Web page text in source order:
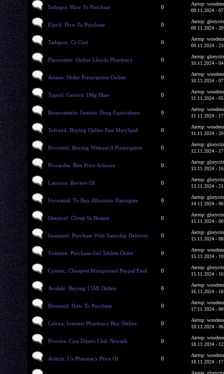
Suhagra: How To Purchase 0
Автор:
09.11.2024 -
Elavil: How To Purchase 0
Автор:
09.11.2024 -
Tadapox: Cr Cost 0
Автор:
09.11.2024 -
Fluoxetine: Online Lloyds Pharmacy 0
Автор:
10.11.2024 -
Artane: Order Prescription Online 0
Автор:
10.11.2024 -
Toprol: Generic 1Mg Blue 0
Автор:
11.11.2024 -
Rosuvastatin: Generic Drug Equivalents 0
Автор:
11.11.2024 -
Tofranil: Buying Online Fast Maryland 0
Автор:
11.11.2024 -
Proventil: Buying Without A Prescription 0
Автор:
12.11.2024 -
Procardia: Best Price Arizona 0
Автор:
13.11.2024 -
Lanoxin: Review Of 0
Автор:
13.11.2024 -
Uroxatral: To Buy Alfuzosin Harrogate 0
Автор:
14.11.2024 -
Omnicef: Cheap In Boston 0
Автор:
15.11.2024 -
Isoniazid: Purchase With Saturday Delivery 0
Автор:
15.11.2024 -
Voltaren: Purchase-Gel Tablets Order 0
Автор:
15.11.2024 -
Cytotec: Cheapest Misoprostol Paypal Find 0
Автор:
15.11.2024 -
Avalide: Buying 15Ml Online 0
Автор:
16.11.2024 -
Benemid: How To Purchase 0
Автор:
17.11.2024 -
Celexa: Internet Pharmacy Buy Online 0
Автор:
18.11.2024 -
Provera: Cost Diners Club Newark 0
Автор:
18.11.2024 -
Acticin: Us Pharmacy Price Of 0
Автор:
18.11.2024 -
Автор: